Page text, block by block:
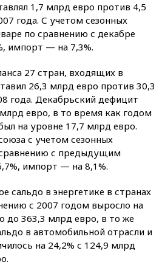
1,7 млрд евро против 4,5
года. С учетом сезонных
по сравнению с декабре
импорт — на 7,3%.
27 стран, входящих в
26,3 млрд евро против 30,3
года. Декабрьский дефицит
евро, в то время как годом
на уровне 17,7 млрд евро.
с учетом сезонных
с предыдущим
импорт — на 8,1%.
сальдо в энергетике в странах
с 2007 годом выросло на
до 363,3 млрд евро, в то же
в автомобильной отрасли и
на 24,2% с 124,9 млрд